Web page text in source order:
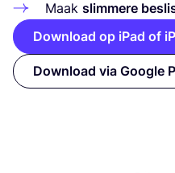
Maak slim­me­re
Download op iPad of
Download via Google